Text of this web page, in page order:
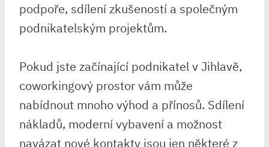
podpoře, sdílení zkušeností a společným
podnikatelským projektům.
Pokud jste začínající podnikatel v Jihlavě,
coworkingový prostor vám může
nabídnout mnoho výhod a přínosů. Sdílení
nákladů, moderní vybavení a možnost
navázat nové kontakty jsou jen některé z